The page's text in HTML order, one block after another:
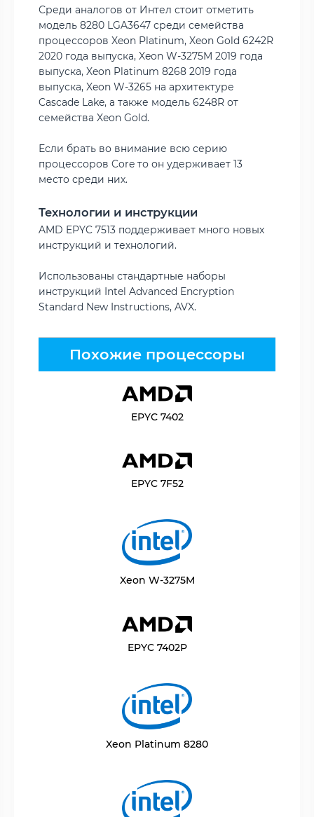
Среди аналогов от Интел стоит отметить
модель 8280 LGA3647 среди семейства
процессоров Xeon Platinum, Xeon Gold 6242R
2020 года выпуска, Xeon W-3275M 2019 года
выпуска, Xeon Platinum 8268 2019 года
выпуска, Xeon W-3265 на архитектуре
Cascade Lake, а также модель 6248R от
семейства Xeon Gold.
Если брать во внимание всю серию
процессоров Core то он удерживает 13
место среди них.
Технологии и инструкции
AMD EPYC 7513 поддерживает много новых
инструкций и технологий.
Использованы стандартные наборы
инструкций Intel Advanced Encryption
Standard New Instructions, AVX.
Похожие процессоры
EPYC 7402
EPYC 7F52
Xeon W-3275M
EPYC 7402P
Xeon Platinum 8280